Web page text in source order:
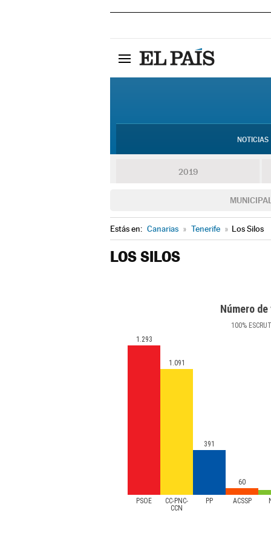
NOTICIAS
2019
Estás en: Canarias » Tenerife » Los Silos
LOS SILOS
Número
100%
PSOE
CC-PNC-
CCN
PP ACSSP
1.293
1.091
391
60